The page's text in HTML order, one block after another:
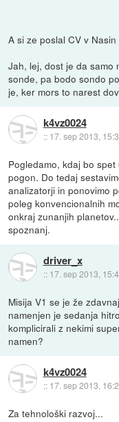
A si ze poslal CV v
Jah, lej, dost je da samo
sonde, pa bodo sondo
je, ker mors to narest
k4vz0024
:: 17. sep 2013,
Pogledamo, kdaj bo
pogon. Do tedaj
analizatorji in ponovimo
poleg konvencionalnih
onkraj zunanjih
spoznanj.
driver_x
:: 17. sep 2013,
Misija V1 se je že
namenjen je sedanja
komplicirali z nekimi
namen?
k4vz0024
:: 17. sep 2013,
Za tehnološki razvoj...